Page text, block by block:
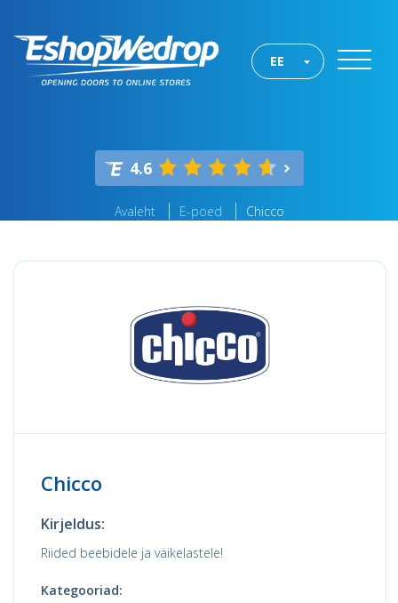
EE
4.6
Avaleht E-poed Chicco
Chicco
Kirjeldus:
Riided beebidele ja väikelastele!
Kategooriad: